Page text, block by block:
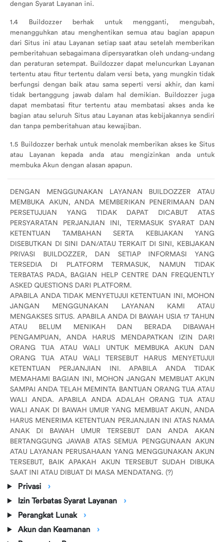
dengan Syarat Layanan ini.
1.4 Buildozzer berhak untuk mengganti, mengubah,
menangguhkan atau menghentikan semua atau bagian apapun
dari Situs ini atau Layanan setiap saat atau setelah memberikan
pemberitahuan sebagaimana dipersyaratkan oleh undang-undang
dan peraturan setempat. Buildozzer dapat meluncurkan Layanan
tertentu atau fitur tertentu dalam versi beta, yang mungkin tidak
berfungsi dengan baik atau sama seperti versi akhir, dan kami
tidak bertanggung jawab dalam hal demikian. Buildozzer juga
dapat membatasi fitur tertentu atau membatasi akses anda ke
bagian atau seluruh Situs atau Layanan atas kebijakannya sendiri
dan tanpa pemberitahuan atau kewajiban.
1.5 Buildozzer berhak untuk menolak memberikan akses ke Situs
atau Layanan kepada anda atau mengizinkan anda untuk
membuka Akun dengan alasan apapun.
DENGAN MENGGUNAKAN LAYANAN BUILDOZZER ATAU
MEMBUKA AKUN, ANDA MEMBERIKAN PENERIMAAN DAN
PERSETUJUAN YANG TIDAK DAPAT DICABUT ATAS
PERSYARATAN PERJANJIAN INI, TERMASUK SYARAT DAN
KETENTUAN TAMBAHAN SERTA KEBIJAKAN YANG
DISEBUTKAN DI SINI DAN/ATAU TERKAIT DI SINI, KEBIJAKAN
PRIVASI BUILDOZZER, DAN SETIAP INFORMASI YANG
TERSEDIA DI PLATFORM TERMASUK, NAMUN TIDAK
TERBATAS PADA, BAGIAN HELP CENTRE DAN FREQUENTLY
ASKED QUESTIONS DARI PLATFORM.
APABILA ANDA TIDAK MENYETUJUI KETENTUAN INI, MOHON
JANGAN MENGGUNAKAN LAYANAN KAMI ATAU
MENGAKSES SITUS. APABILA ANDA DI BAWAH USIA 17 TAHUN
ATAU BELUM MENIKAH DAN BERADA DIBAWAH
PENGAMPUAN, ANDA HARUS MENDAPATKAN IZIN DARI
ORANG TUA ATAU WALI UNTUK MEMBUKA AKUN DAN
ORANG TUA ATAU WALI TERSEBUT HARUS MENYETUJUI
KETENTUAN PERJANJIAN INI. APABILA ANDA TIDAK
MEMAHAMI BAGIAN INI, MOHON JANGAN MEMBUAT AKUN
SAMPAI ANDA TELAH MEMINTA BANTUAN ORANG TUA ATAU
WALI ANDA. APABILA ANDA ADALAH ORANG TUA ATAU
WALI ANAK DI BAWAH UMUR YANG MEMBUAT AKUN, ANDA
HARUS MENERIMA KETENTUAN PERJANJIAN INI ATAS NAMA
ANAK DI BAWAH UMUR TERSEBUT DAN ANDA AKAN
BERTANGGUNG JAWAB ATAS SEMUA PENGGUNAAN AKUN
ATAU LAYANAN PERUSAHAAN YANG MENGGUNAKAN AKUN
TERSEBUT, BAIK APAKAH AKUN TERSEBUT SUDAH DIBUKA
SAAT INI ATAU DIBUAT DI MASA MENDATANG. (?)
Privasi
Izin Terbatas Syarat Layanan
Perangkat Lunak
Akun dan Keamanan